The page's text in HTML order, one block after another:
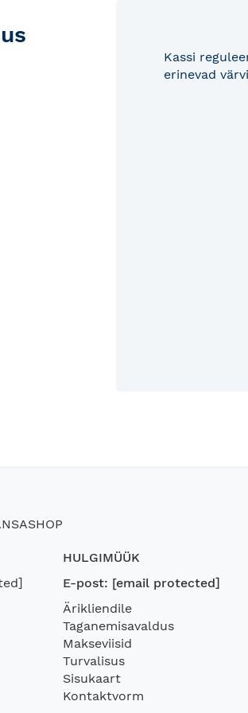
Kassi
erinevad
HULGIMÜÜK
E-post: [email protected]
Ärikliendile
Taganemisavaldus
Makseviisid
Turvalisus
Sisukaart
Kontaktvorm